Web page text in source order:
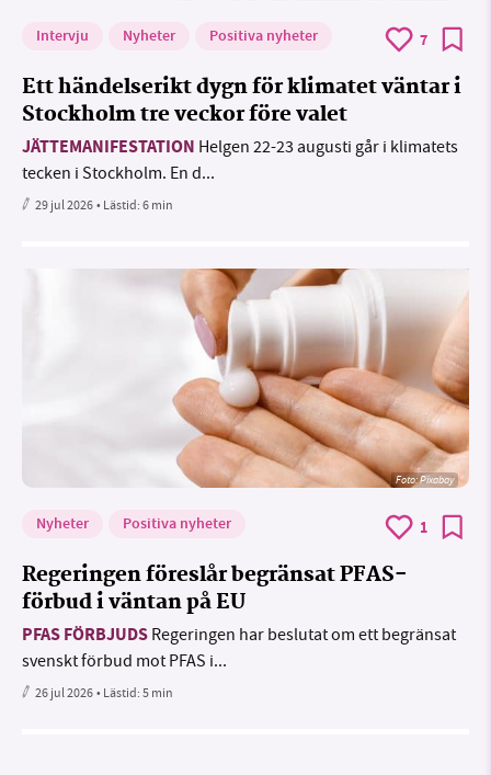
Intervju Nyheter Positiva nyheter 7
Ett händelserikt dygn för klimatet väntar i
Stockholm tre veckor före valet
JÄTTEMANIFESTATION Helgen 22-23 augusti går i klimatets
tecken i Stockholm. En d...
29 jul 2026• Lästid:6 min
Foto:Pixabay
Nyheter Positiva nyheter 1
Regeringen föreslår begränsat PFAS-
förbud i väntan på EU
PFAS FÖRBJUDS Regeringen har beslutat om ett begränsat
svenskt förbud mot PFAS i...
26 jul 2026• Lästid:5 min